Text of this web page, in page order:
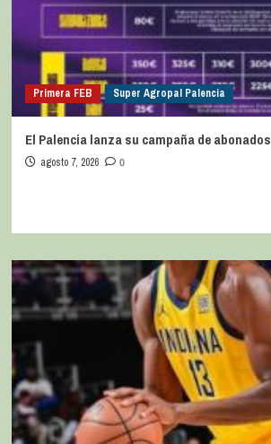
Primera FEB Super Agropal Palencia
El Palencia lanza su campaña de abonados
agosto 7, 2026 0